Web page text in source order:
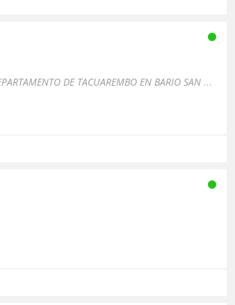
SOMOS UNA EMISORA FM UBICADA EN DEPARTAMENTO DE TACUAREMBO EN BARIO SAN GABRIEL . LES OFRECEMOS VARIEDAD DE PROGRAMAS...